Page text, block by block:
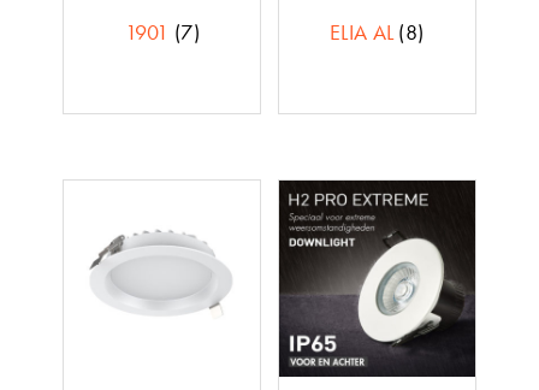
1901 (7) ELIA AL(8)